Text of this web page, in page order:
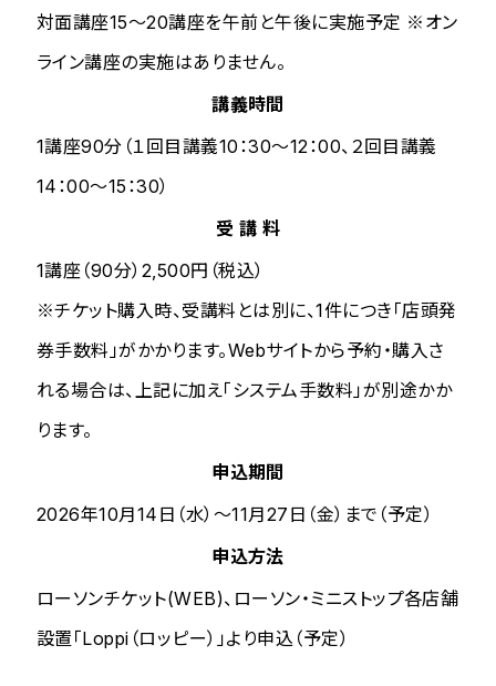
対面講座15～20講座を午前と午後に実施予定 ※オン
ライン講座の実施はありません。
講義時間
1講座90分（１回目講義10：30～12：00、２回目講義
14：00～15：30）
受 講 料
1講座（90分）2,500円（税込）
※チケット購入時、受講料とは別に、1件につき「店頭発
券手数料」がかかります。Webサイトから予約・購入さ
れる場合は、上記に加え「システム手数料」が別途かか
ります。
申込期間
2026年10月14日（水）～11月27日（金）まで（予定）
申込方法
ローソンチケット(WEB)、ローソン・ミニストップ各店舗
設置「Loppi（ロッピー）」より申込（予定）